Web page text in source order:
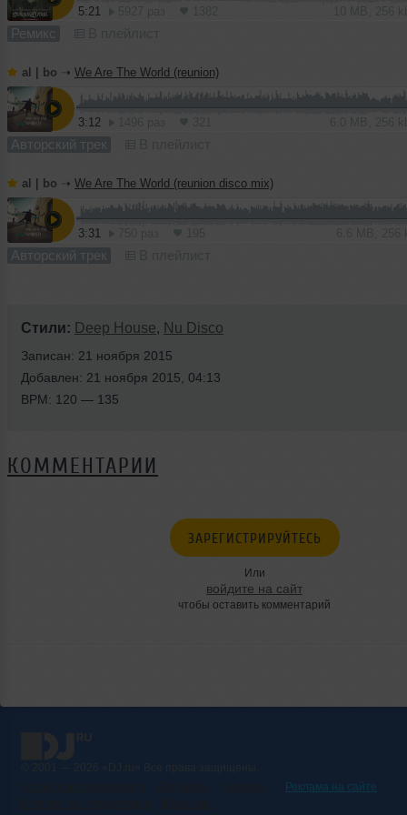
5:21
Ремикс
al | bo ➝ We Are The World (reunion)
3:12
Авторский трек
al | bo ➝ We Are The World (reunion disco mix)
3:31
Авторский трек
Стили: Deep House, Nu Disco
Записан: 21 ноября 2015
Добавлен: 21 ноября 2015, 04:13
BPM: 120 — 135
КОММЕНТАРИИ
ЗАРЕГИСТРИРУЙТЕСЬ
Или
войдите на сайт
чтобы оставить комментарий
Реклама на сайте